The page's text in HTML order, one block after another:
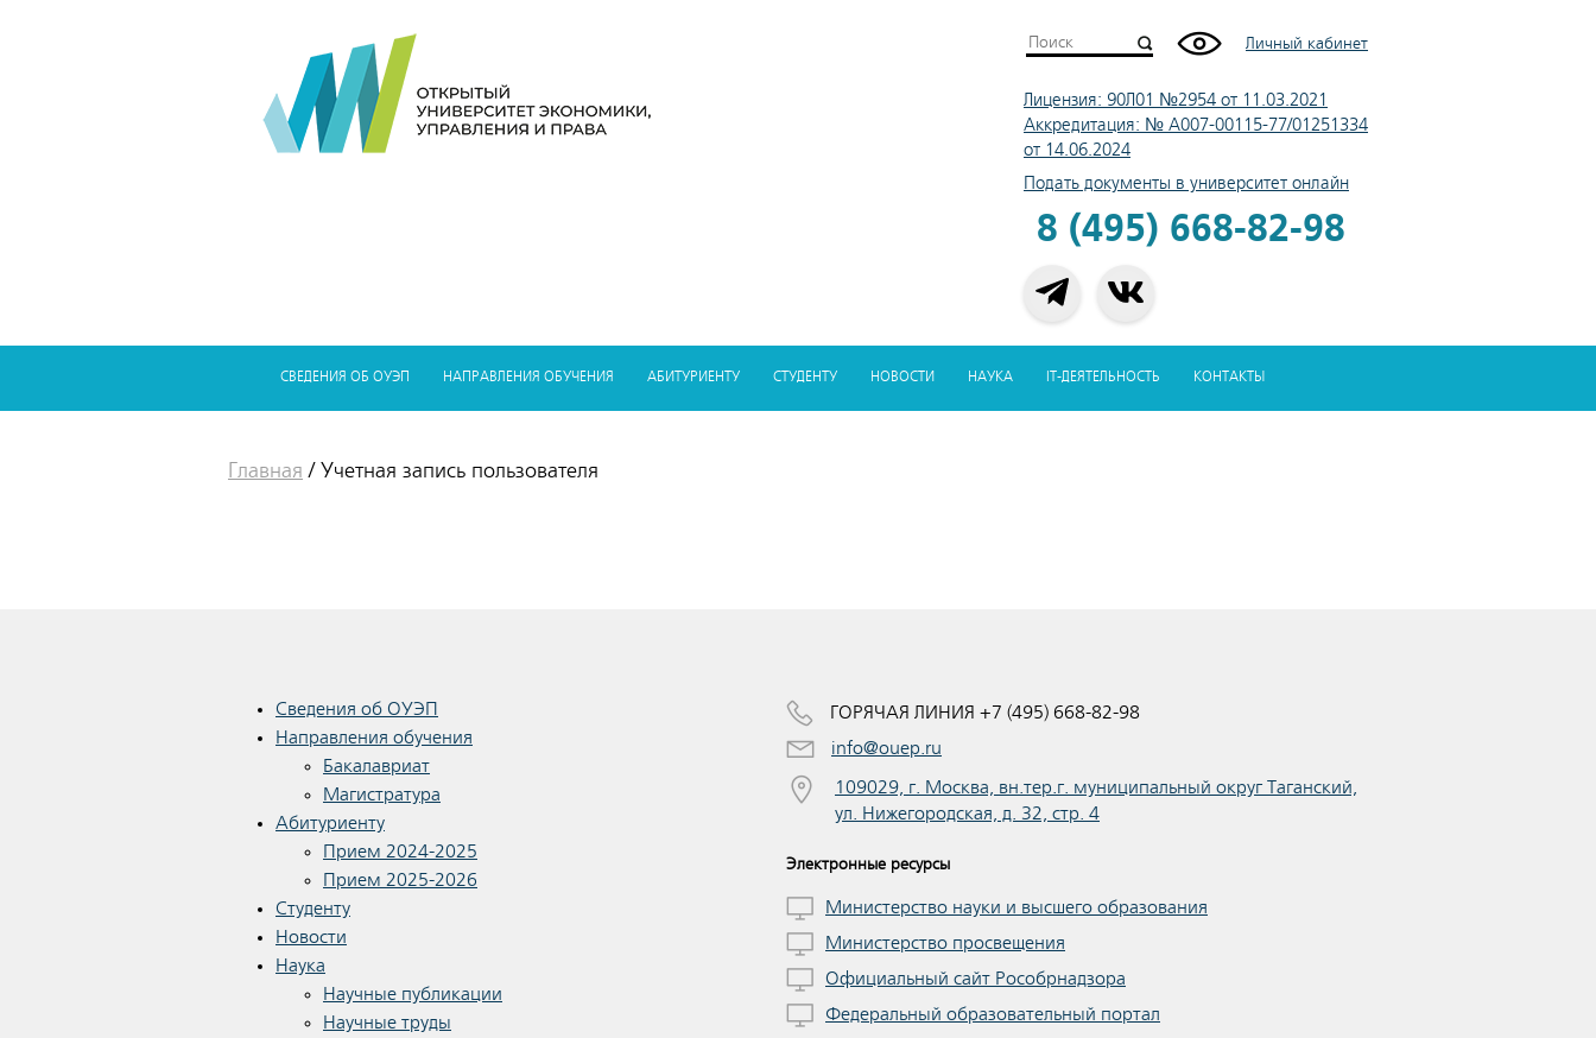
Личный кабинет
Лицензия: 90Л01 №2954 от 11.03.2021
Аккредитация: № А007-00115-77/01251334
от 14.06.2024
Подать документы в университет онлайн
8 (495) 668-82-98
СВЕДЕНИЯ ОБ ОУЭП НАПРАВЛЕНИЯ ОБУЧЕНИЯ АБИТУРИЕНТУ СТУДЕНТУ НОВОСТИ НАУКА IT-ДЕЯТЕЛЬНОСТЬ КОНТАКТЫ
Главная / Учетная запись пользователя
Сведения об ОУЭП
Направления обучения
Бакалавриат
Магистратура
Абитуриенту
Прием 2024-2025
Прием 2025-2026
Студенту
Новости
Наука
Научные публикации
Научные труды
ГОРЯЧАЯ ЛИНИЯ +7 (495) 668-82-98
info@ouep.ru
109029, г. Москва, вн.тер.г. муниципальный округ Таганский,
ул. Нижегородская, д. 32, стр. 4
Электронные ресурсы
Министерство науки и высшего образования
Министерство просвещения
Официальный сайт Рособрнадзора
Федеральный образовательный портал